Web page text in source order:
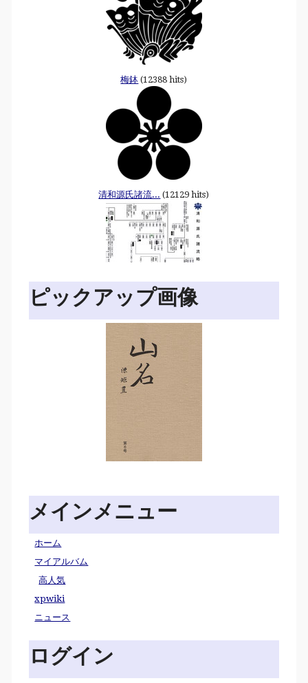
梅鉢 (12388 hits)
清和源氏諸流... (12129 hits)
ピックアップ画像
メインメニュー
ホーム
マイアルバム
高人気
xpwiki
ニュース
ログイン